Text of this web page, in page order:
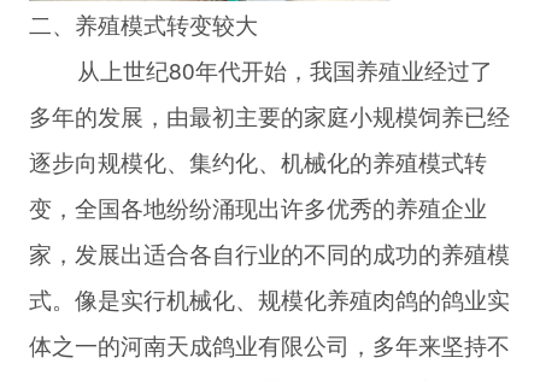
二、养殖模式转变较大
从上世纪80年代开始，我国养殖业经过了
多年的发展，由最初主要的家庭小规模饲养已经
逐步向规模化、集约化、机械化的养殖模式转
变，全国各地纷纷涌现出许多优秀的养殖企业
家，发展出适合各自行业的不同的成功的养殖模
式。像是实行机械化、规模化养殖肉鸽的鸽业实
体之一的河南天成鸽业有限公司，多年来坚持不